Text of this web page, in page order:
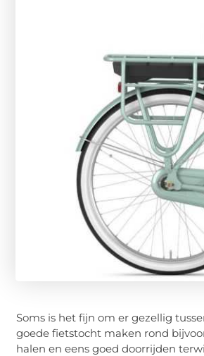
Soms is het fijn om er gezellig
goede fietstocht maken rond
halen en eens goed doorrijden